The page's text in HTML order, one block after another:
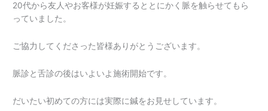
20代から友人やお客様が妊娠するととにかく脈を触らせてもら
っていました。
ご協力してくださった皆様ありがとうございます。
脈診と舌診の後はいよいよ施術開始です。
だいたい初めての方には実際に鍼をお見せしています。